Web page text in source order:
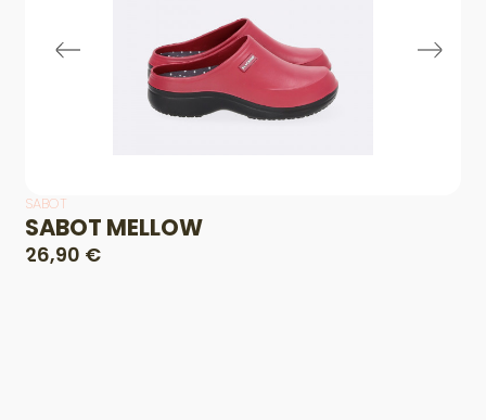
SABOT
SABOT MELLOW
26,90 €